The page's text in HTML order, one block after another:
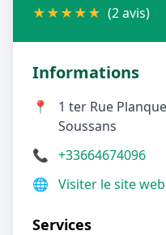
CGU -
★★★★★ (2 avis)
Informations
📍
1 ter Rue
Soussans
📞 +33664674096
🌐 Visiter le site web
Services